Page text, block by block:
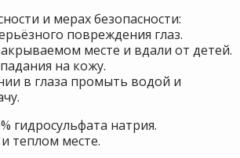
и мерах безопасности:
повреждения глаз.
месте и вдали от детей.
на кожу.
в глаза промыть водой и
гидросульфата натрия.
теплом месте.